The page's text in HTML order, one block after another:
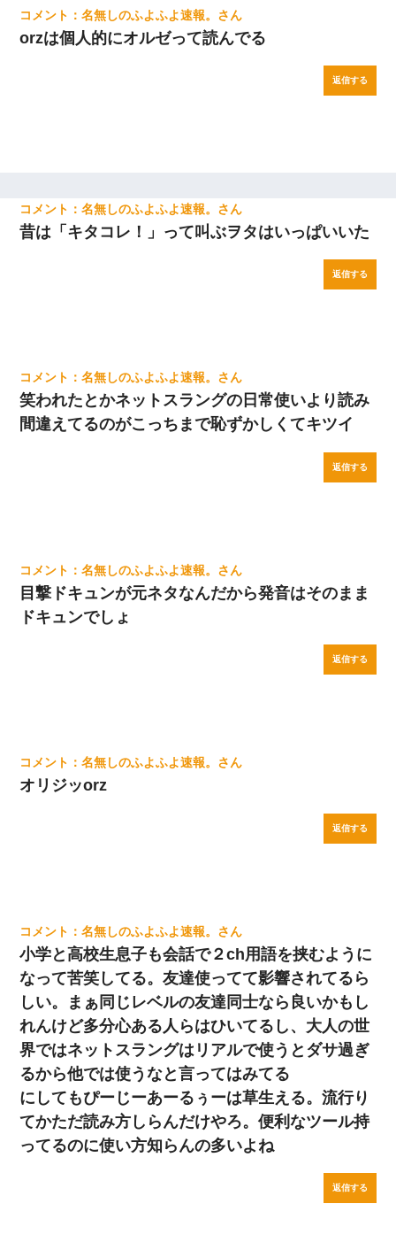
名無しのふよふよ速報。
orzは個人的にオルゼって読んでる
返信する
名無しのふよふよ速報。
昔は「キタコレ！」って叫ぶヲタはいっぱいいた
返信する
名無しのふよふよ速報。
笑われたとかネットスラングの日常使いより読み
間違えてるのがこっちまで恥ずかしくてキツイ
返信する
名無しのふよふよ速報。
目撃ドキュンが元ネタなんだから発音はそのまま
ドキュンでしょ
返信する
名無しのふよふよ速報。
オリジッorz
返信する
名無しのふよふよ速報。
小学と高校生息子も会話で２ch用語を挟むように
なって苦笑してる。友達使ってて影響されてるら
しい。まぁ同じレベルの友達同士なら良いかもし
れんけど多分心ある人らはひいてるし、大人の世
界ではネットスラングはリアルで使うとダサ過ぎ
るから他では使うなと言ってはみてる
にしてもぴーじーあーるぅーは草生える。流行り
てかただ読み方しらんだけやろ。便利なツール持
ってるのに使い方知らんの多いよね
返信する